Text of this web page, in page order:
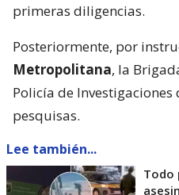
primeras diligencias.
Posteriormente, por
Metropolitana, la
Policía de
pesquisas.
Lee también...
Todo